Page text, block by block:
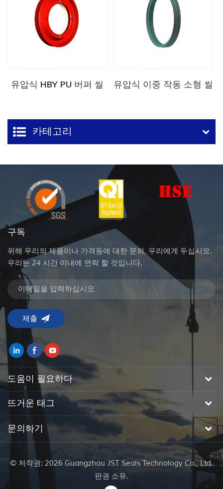
유압식 HBY PU 버퍼 씰 유압식 이중 작동 소형 씰
카테고리
구독
위해 우리의 제품이나 가격등에 대한 문의, 우리에게 두십시오.
우리는 24 시간 이내에 연락 할 것입니다.
도움이 필요하다
뜨거운 태그
문의하기
© 저작권: 2026 Guangzhou JST Seals Technology Co., Ltd.
판권 소유.